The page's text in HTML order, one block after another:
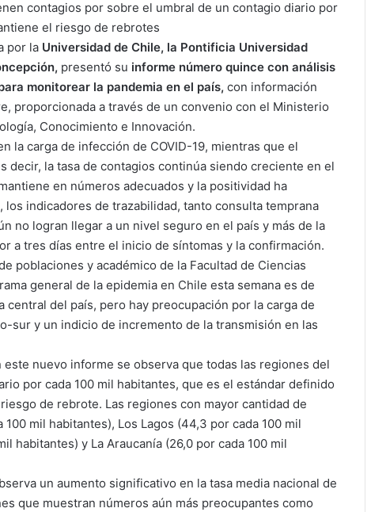
contagios por sobre el umbral de un contagio diario por
el riesgo de rebrotes
por la Universidad de Chile, la Pontificia Universidad
presentó su informe número quince con análisis
monitorear la pandemia en el país, con información
proporcionada a través de un convenio con el Ministerio
Conocimiento e Innovación.
la carga de infección de COVID-19, mientras que el
decir, la tasa de contagios continúa siendo creciente en el
en números adecuados y la positividad ha
indicadores de trazabilidad, tanto consulta temprana
no logran llegar a un nivel seguro en el país y más de la
a tres días entre el inicio de síntomas y la confirmación.
poblaciones y académico de la Facultad de Ciencias
general de la epidemia en Chile esta semana es de
central del país, pero hay preocupación por la carga de
sur y un indicio de incremento de la transmisión en las
este nuevo informe se observa que todas las regiones del
por cada 100 mil habitantes, que es el estándar definido
de rebrote. Las regiones con mayor cantidad de
mil habitantes), Los Lagos (44,3 por cada 100 mil
habitantes) y La Araucanía (26,0 por cada 100 mil
un aumento significativo en la tasa media nacional de
que muestran números aún más preocupantes como